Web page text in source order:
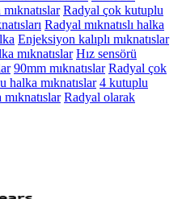
Radyal çok kutuplu
Radyal mıknatıslı halka
Enjeksiyon kalıplı mıknatıslar
mıknatıslar Hız sensörü
90mm mıknatıslar Radyal çok
halka mıknatıslar 4 kutuplu
Radyal olarak